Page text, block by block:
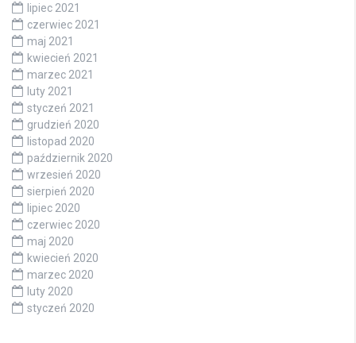
lipiec 2021
czerwiec 2021
maj 2021
kwiecień 2021
marzec 2021
luty 2021
styczeń 2021
grudzień 2020
listopad 2020
październik 2020
wrzesień 2020
sierpień 2020
lipiec 2020
czerwiec 2020
maj 2020
kwiecień 2020
marzec 2020
luty 2020
styczeń 2020